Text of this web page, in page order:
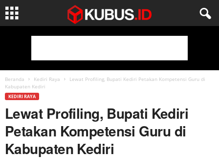
Beranda Kediri Raya
Lewat Profiling, Bupati Kediri Petakan Kompetensi Guru di
Kabupaten Kediri
KEDIRI RAYA
Lewat Profiling, Bupati Kediri
Petakan Kompetensi Guru di
Kabupaten Kediri